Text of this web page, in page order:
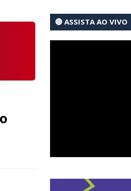
🔴 ASSISTA AO VIVO